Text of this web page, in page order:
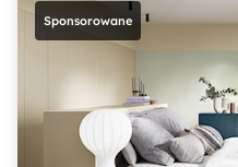
Sponsorowane